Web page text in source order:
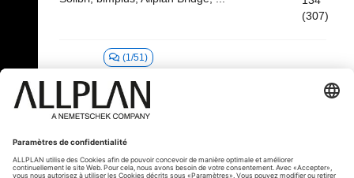
(307)
(1/51)
30.06.2026 11:11
judyallplanfrance
Offres et recherches d'emploi